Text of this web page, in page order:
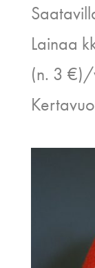
Lainaa
(n. 3